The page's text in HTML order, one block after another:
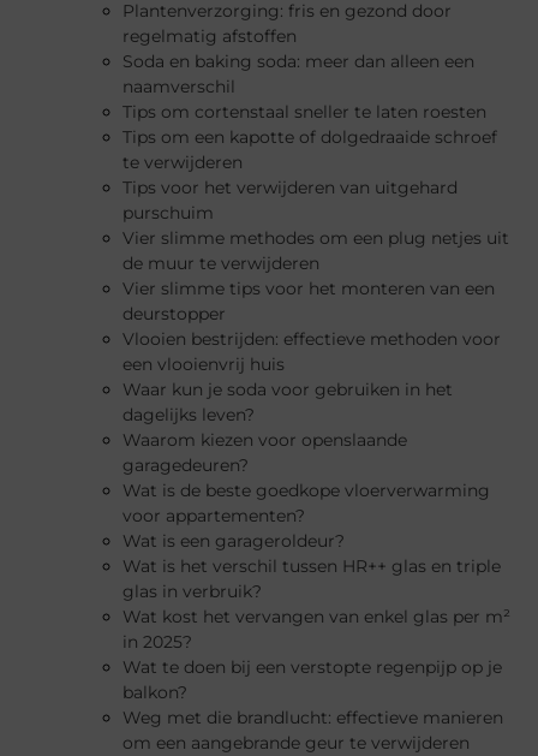
Plantenverzorging: fris en gezond door
regelmatig afstoffen
Soda en baking soda: meer dan alleen een
naamverschil
Tips om cortenstaal sneller te laten roesten
Tips om een kapotte of dolgedraaide schroef
te verwijderen
Tips voor het verwijderen van uitgehard
purschuim
Vier slimme methodes om een plug netjes uit
de muur te verwijderen
Vier slimme tips voor het monteren van een
deurstopper
Vlooien bestrijden: effectieve methoden voor
een vlooienvrij huis
Waar kun je soda voor gebruiken in het
dagelijks leven?
Waarom kiezen voor openslaande
garagedeuren?
Wat is de beste goedkope vloerverwarming
voor appartementen?
Wat is een garageroldeur?
Wat is het verschil tussen HR++ glas en triple
glas in verbruik?
Wat kost het vervangen van enkel glas per m²
in 2025?
Wat te doen bij een verstopte regenpijp op je
balkon?
Weg met die brandlucht: effectieve manieren
om een aangebrande geur te verwijderen